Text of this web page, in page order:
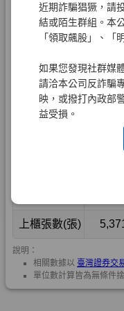
近期詐騙猖獗，請
結或陌生群組。本
「領取飆股」、「
如果您發現社群媒
請洽本公司反詐騙
映，或撥打內政部
益受損。